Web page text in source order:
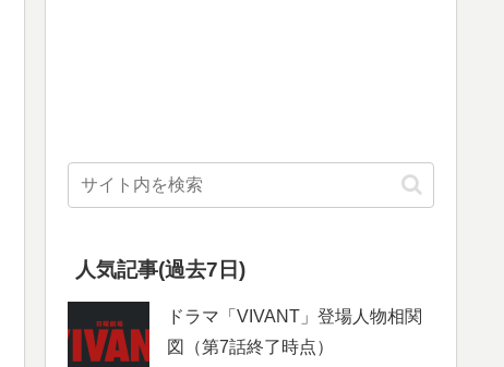
人気記事(過去7日)
ドラマ「VIVANT」登場人物相関
図（第7話終了時点）